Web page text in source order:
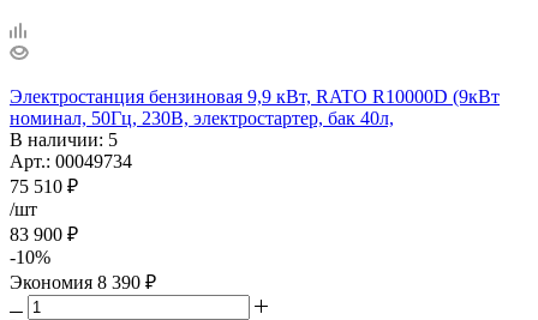
Электростанция бензиновая 9,9 кВт, RATO R10000D (9кВт
номинал, 50Гц, 230В, электростартер, бак 40л,
В наличии: 5
Арт.: 00049734
75 510 ₽
/шт
83 900 ₽
-10%
Экономия 8 390 ₽